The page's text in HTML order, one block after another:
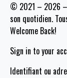
© 2021 – 2026
son quotidien.
Welcome Back!
Sign in to your
Identifiant ou